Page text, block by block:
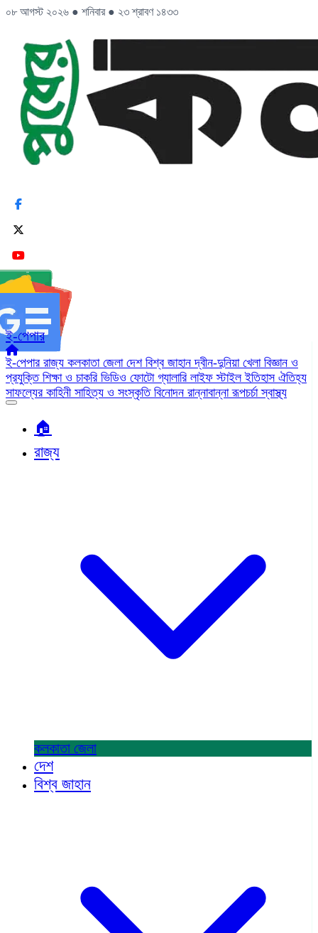
০৮ আগস্ট ২০২৬ ● শনিবার ● ২৩ শ্রাবণ ১৪৩৩
ই-পেপার
ই-পেপার রাজ্য কলকাতা জেলা দেশ বিশ্ব জাহানদ্বীন-দুনিয়া খেলা বিজ্ঞান ও
প্রযুক্তি শিক্ষা ও চাকরি ভিডিও ফোটো গ্যালারি লাইফ স্টাইলইতিহাস ঐতিহ্য
সাফল্যের কাহিনী সাহিত্য ও সংস্কৃতি বিনোদন রান্নাবান্নারূপচর্চাস্বাস্থ্য
🏠︎
রাজ্য
কলকাতা জেলা
দেশ
বিশ্ব জাহান